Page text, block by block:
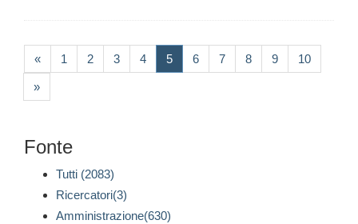
« 1 2 3 4 5(current)
6 7 8 9 10
»
Fonte
Tutti (2083)
Ricercatori(3)
Amministrazione(630)